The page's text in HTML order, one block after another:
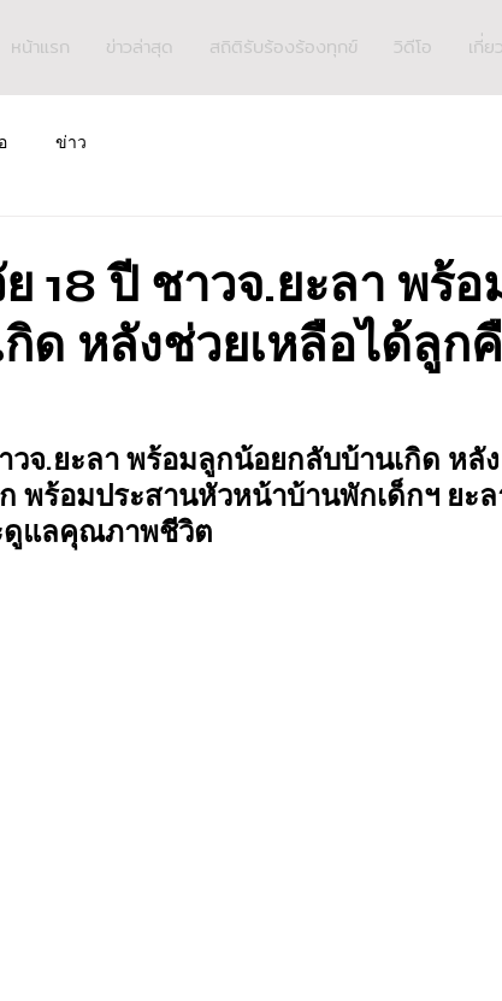
หน้าแรก ข่าวล่าสุด สถิติรับร้องร้องทุกข์ วิดีโอ เกี่ย
ข่าว
18 ปี ชาวจ.ยะลา พร้อ
ด หลังช่วยเหลือได้ลูก
วจ.ยะลา พร้อมลูกน้อยกลับบ้านเกิด หลัง
พร้อมประสานหัวหน้าบ้านพักเด็กฯ ยะล
ดูแลคุณภาพชีวิต